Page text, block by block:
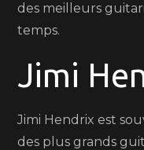
des meilleurs
temps.
Jimi
Jimi Hendrix est
des plus grands